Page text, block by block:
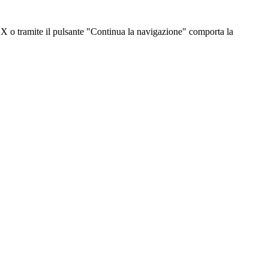
o tramite il pulsante "Continua la navigazione" comporta la